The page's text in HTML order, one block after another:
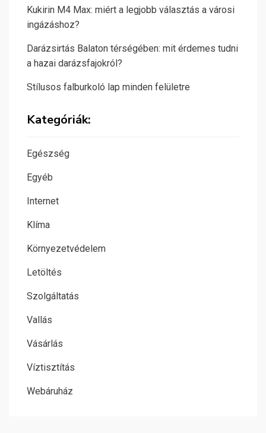
Kukirin M4 Max: miért a legjobb választás a városi
ingázáshoz?
Darázsirtás Balaton térségében: mit érdemes tudni
a hazai darázsfajokról?
Stílusos falburkoló lap minden felületre
Kategóriák:
Egészség
Egyéb
Internet
Klíma
Környezetvédelem
Letöltés
Szolgáltatás
Vallás
Vásárlás
Víztisztítás
Webáruház